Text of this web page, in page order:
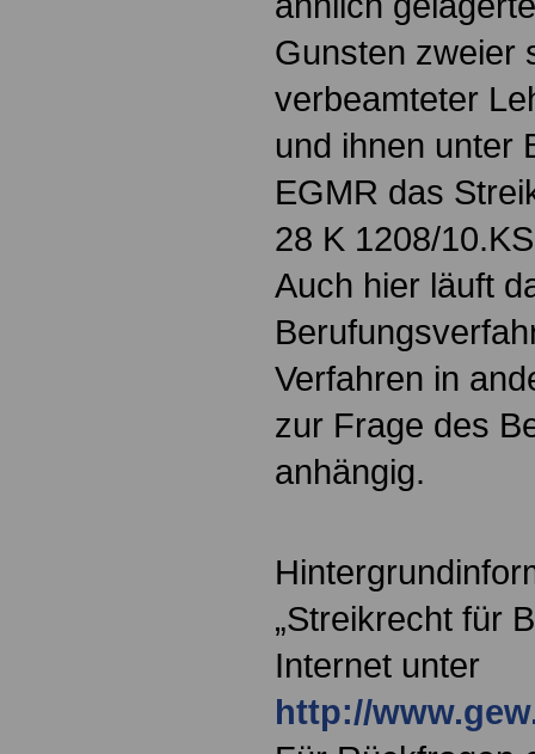
Gunsten zweier
verbeamteter
und ihnen unter
EGMR das
28 K 1208/
Auch hier läuft
Verfahren in
zur Frage des
anhängig.
„Streikrecht für
Internet unter
http://